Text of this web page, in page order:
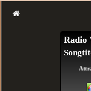
Radio